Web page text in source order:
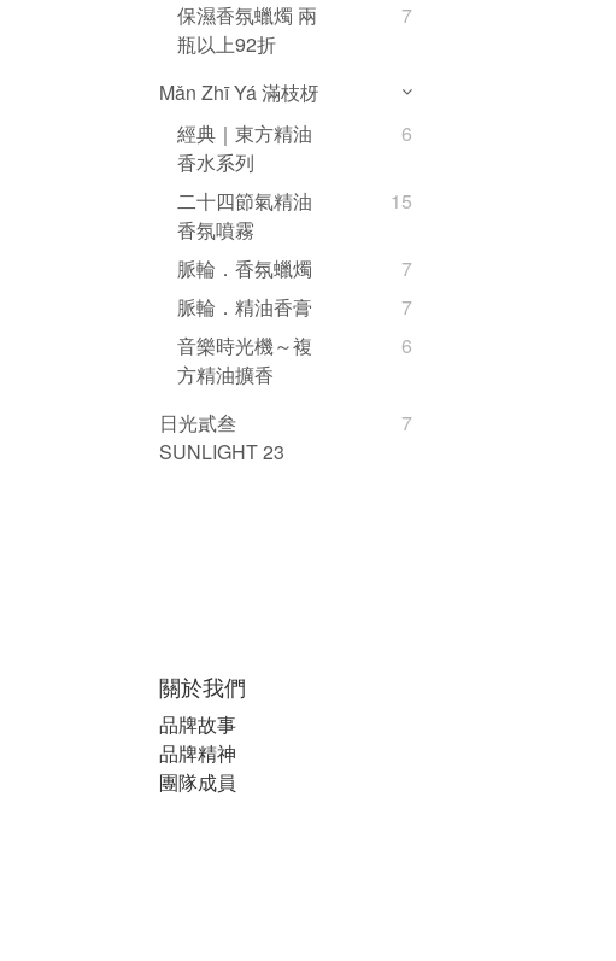
保濕香氛蠟燭 兩
瓶以上92折
7
Mǎn Zhī Yá 滿枝枒
經典｜東方精油
香水系列
6
二十四節氣精油
香氛噴霧
15
脈輪．香氛蠟燭
7
脈輪．精油香膏
7
音樂時光機～複
方精油擴香
6
日光貳叁
SUNLIGHT 23
7
關於我們
品牌故事
品牌精神
團隊成員